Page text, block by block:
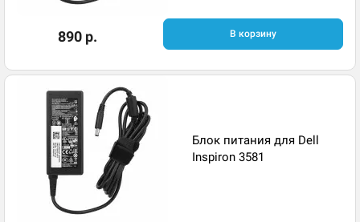
890 р. В корзину
Блок питания для Dell
Inspiron 3581